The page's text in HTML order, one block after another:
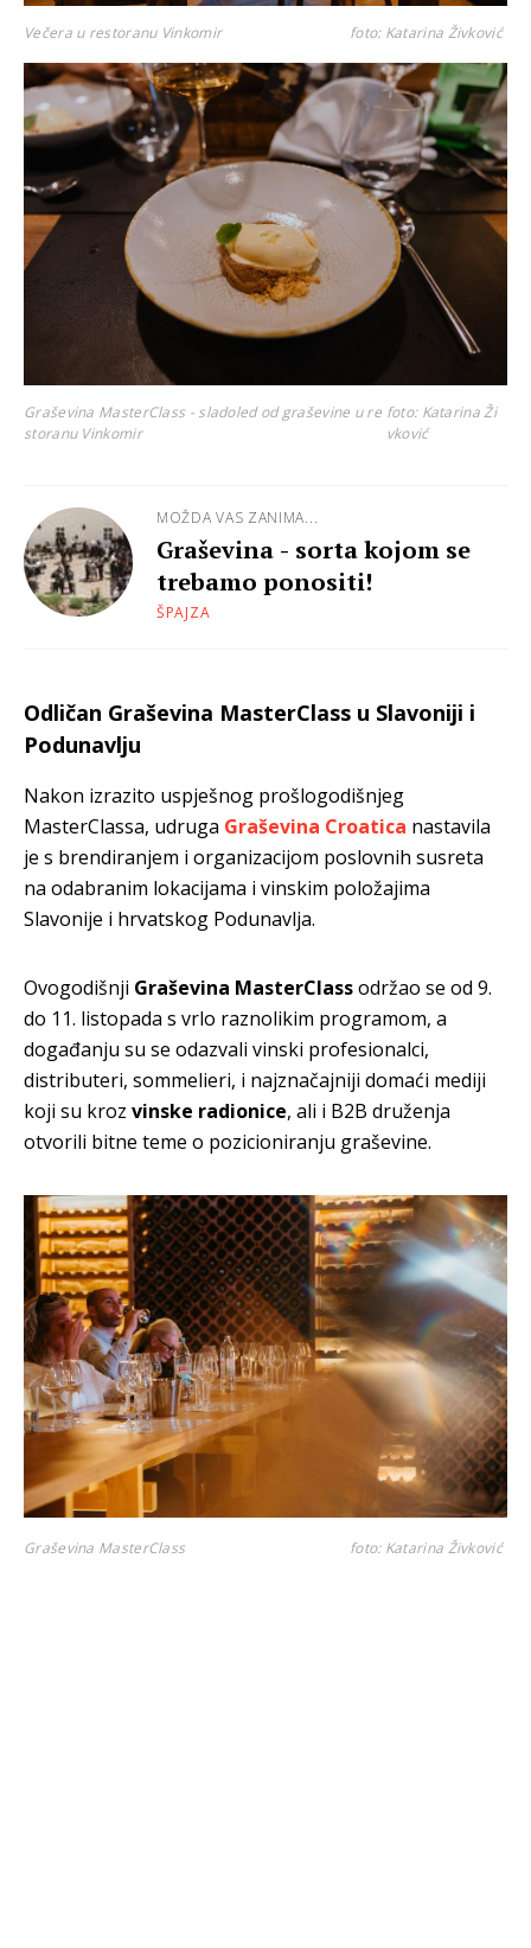
Večera u restoranu Vinkomir foto: Katarina Živković
Graševina MasterClass - sladoled od graševine u re
storanu Vinkomir
foto: Katarina Ži
vković
MOŽDA VAS ZANIMA...
Graševina - sorta kojom se
trebamo ponositi!
ŠPAJZA
Odličan Graševina MasterClass u Slavoniji i
Podunavlju
Nakon izrazito uspješnog prošlogodišnjeg
MasterClassa, udruga Graševina Croatica nastavila
je s brendiranjem i organizacijom poslovnih susreta
na odabranim lokacijama i vinskim položajima
Slavonije i hrvatskog Podunavlja.
Ovogodišnji Graševina MasterClassodržao se od 9.
do 11. listopada s vrlo raznolikim programom, a
događanju su se odazvali vinski profesionalci,
distributeri, sommelieri, i najznačajniji domaći mediji
koji su kroz vinske radionice, ali i B2B druženja
otvorili bitne teme o pozicioniranju graševine.
Graševina MasterClass foto: Katarina Živković